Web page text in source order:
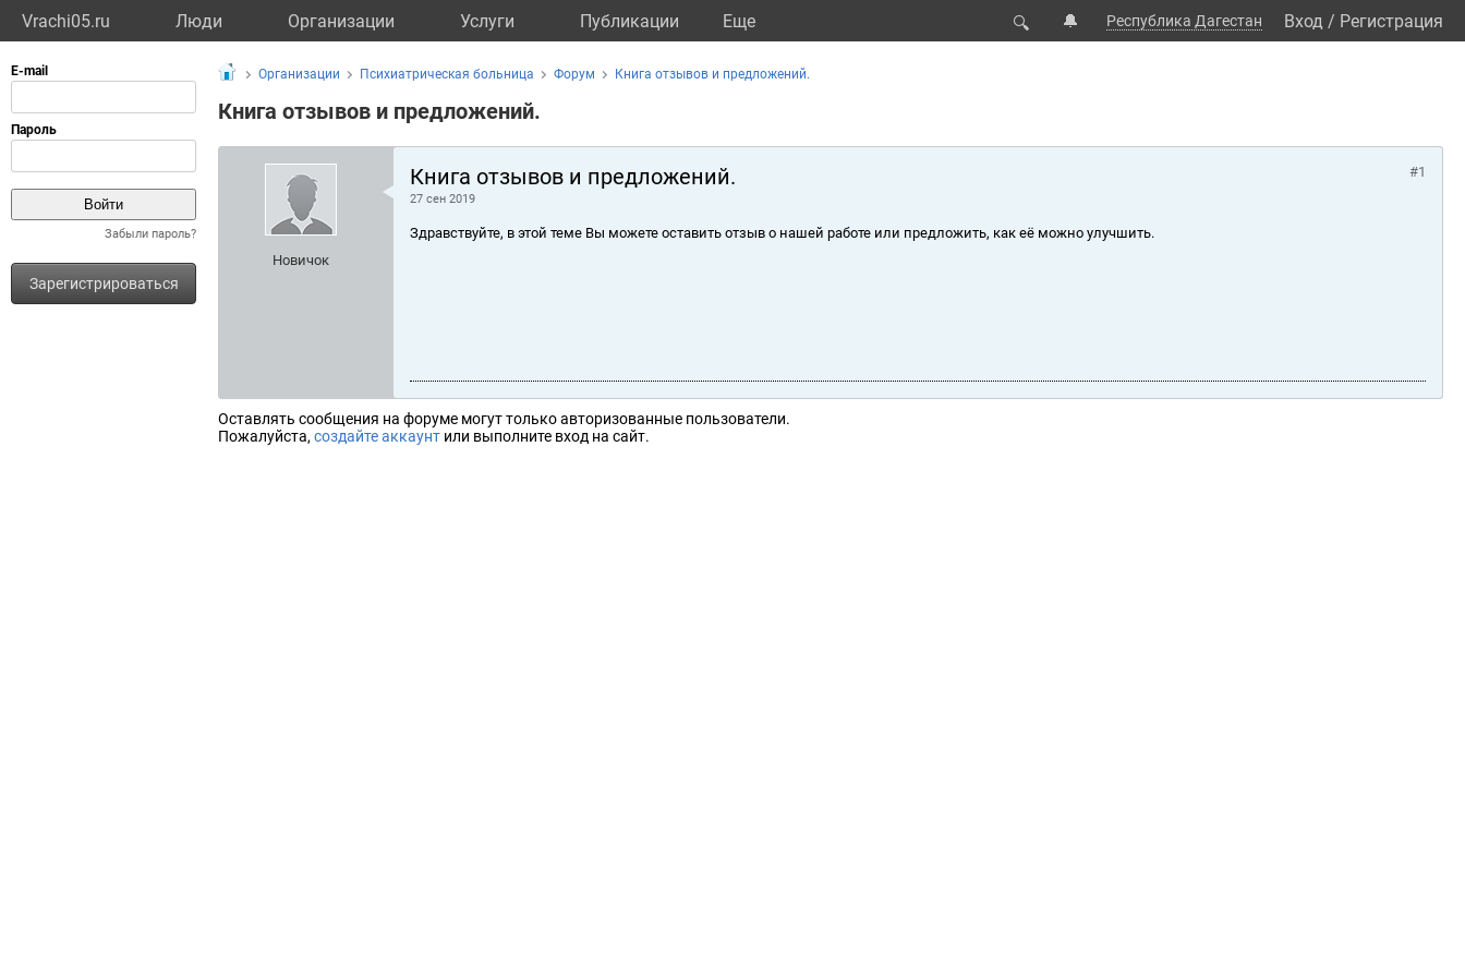
Vrachi05.ru Люди Организации Услуги Публикации Eще 🔍 🔔 Республика Дагестан Вход / Регистрация
Забыли пароль?
Зарегистрироваться
Организации Психиатрическая больница Форум Книга отзывов и предложений.
Книга отзывов и предложений.
Новичок
Книга отзывов и предложений.
27 сен 2019
#1
Здравствуйте, в этой теме Вы можете оставить отзыв о нашей работе или предложить, как её можно улучшить.
Оставлять сообщения на форуме могут только авторизованные пользователи.
Пожалуйста, создайте аккаунт или выполните вход на сайт.